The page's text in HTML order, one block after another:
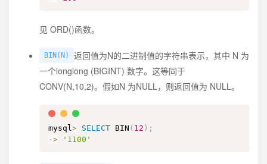
见 ORD()函数。
BIN(N)
返回值为N的二进制值的字符串表示，其中 N 为
一个longlong (BIGINT) 数字。这等同于
CONV(N,10,2)。假如N 为NULL，则返回值为 NULL。
mysql> SELECT BIN ( 12 ) ;
-> '1100'